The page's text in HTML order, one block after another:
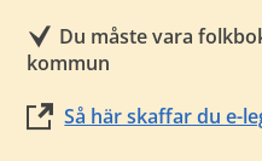
Du måste vara
kommun
Så här skaffar du e-